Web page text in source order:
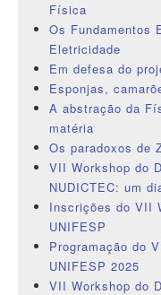
Física
Os Fundamentos
Eletricidade
Em defesa do
Esponjas,
A abstração da
matéria
Os paradoxos de
VII Workshop do
NUDICTEC: um
Inscrições do VII
UNIFESP
Programação do
UNIFESP 2025
VII Workshop do